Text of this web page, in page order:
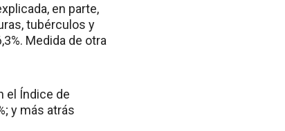
en parte,
tubérculos y
Medida de otra
el Índice de
y más atrás